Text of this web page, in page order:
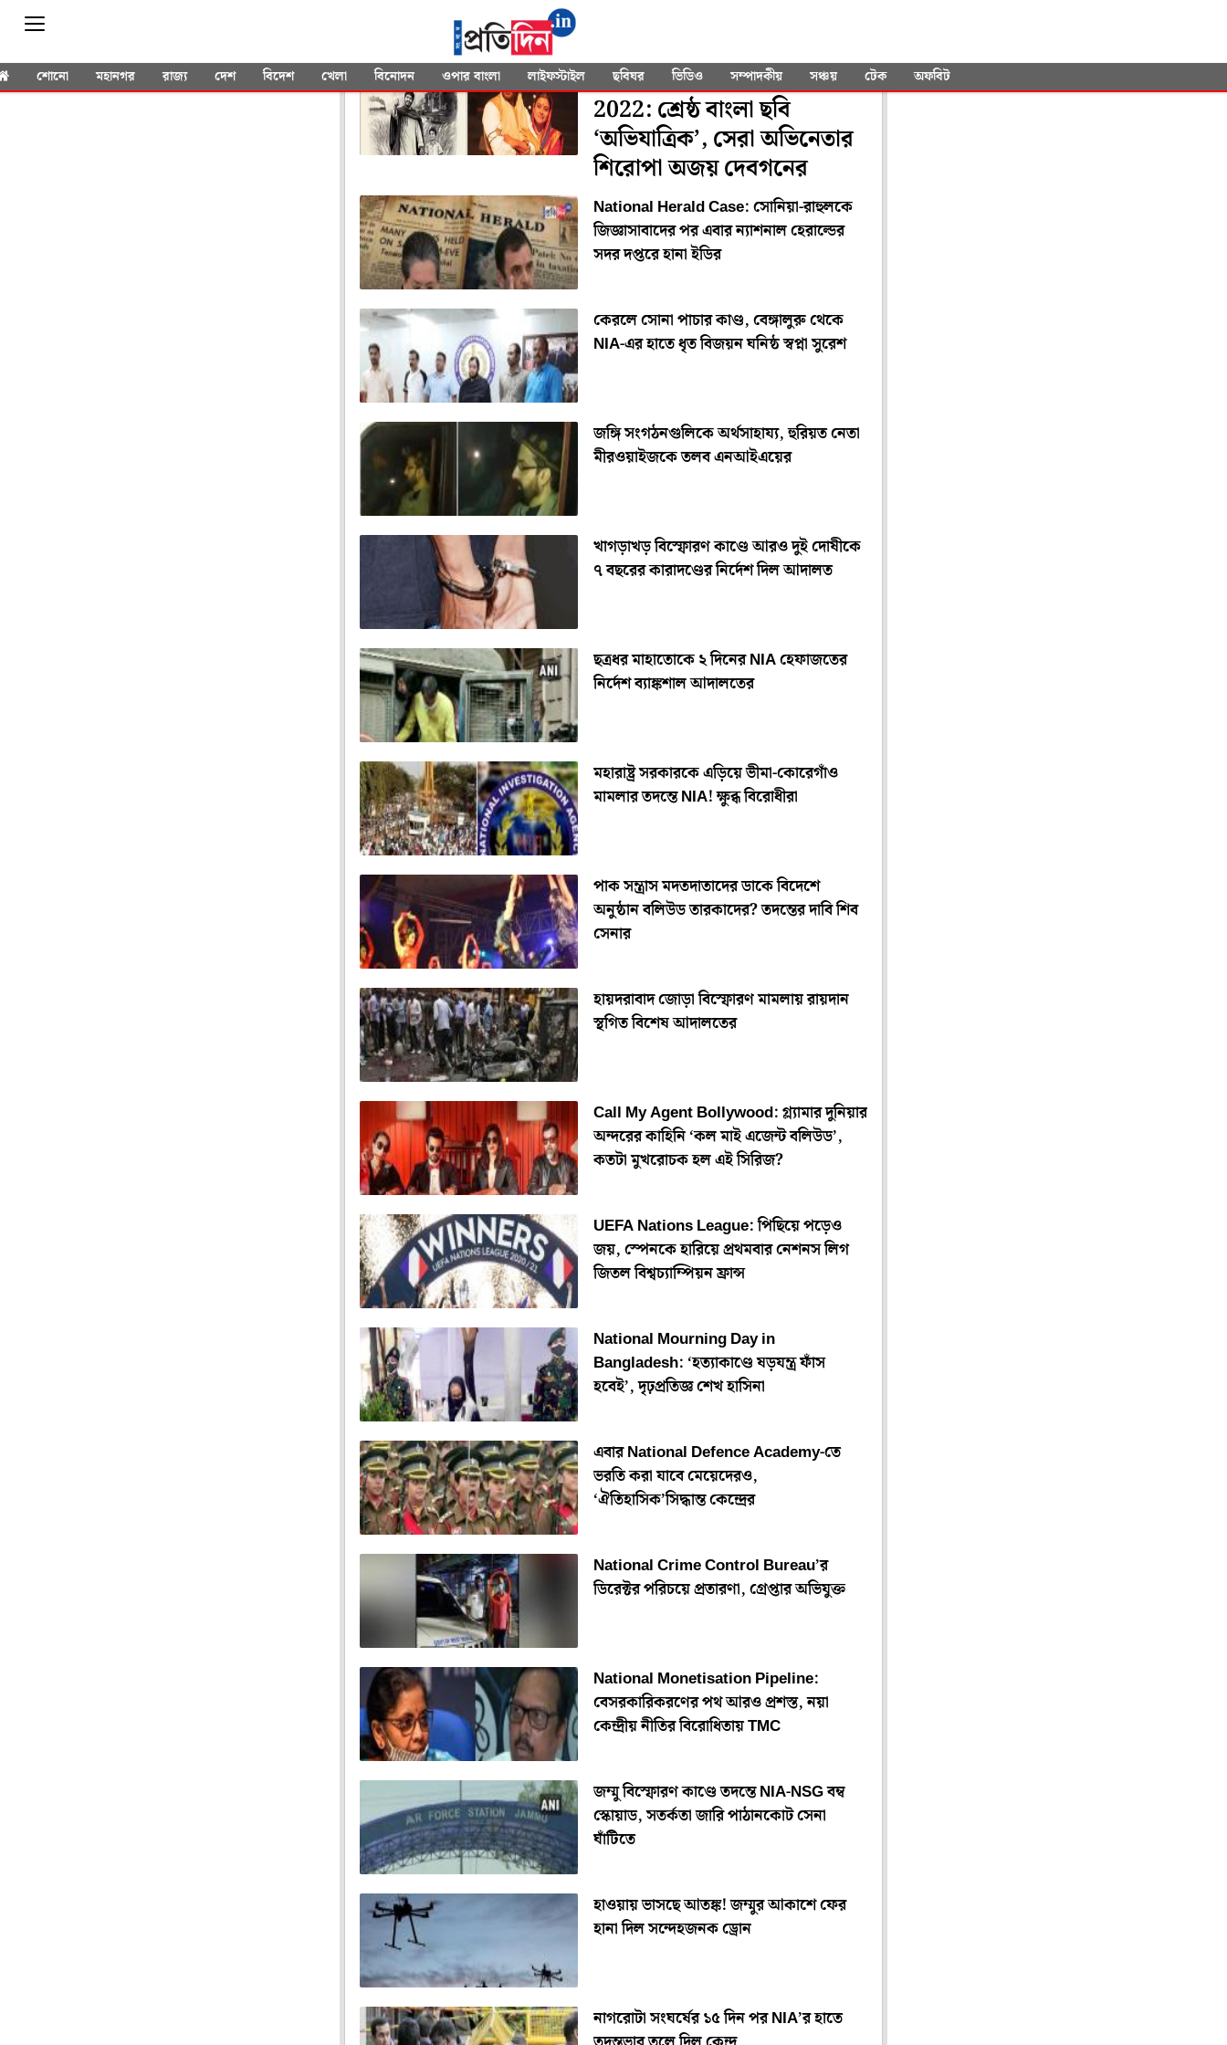
শোনো মহানগর রাজ্য দেশ বিদেশ খেলা বিনোদন ওপার বাংলা লাইফস্টাইল ছবিঘর ভিডিও সম্পাদকীয় সঞ্চয় টেক অফবিট
YOU SEARCHED FOR"National Investigation Agency"
National Film Awards
2022: শ্রেষ্ঠ বাংলা ছবি
‘অভিযাত্রিক’, সেরা অভিনেতার
শিরোপা অজয় দেবগনের
National Herald Case: সোনিয়া-রাহুলকে
জিজ্ঞাসাবাদের পর এবার ন্যাশনাল হেরাল্ডের
সদর দপ্তরে হানা ইডির
কেরলে সোনা পাচার কাণ্ড, বেঙ্গালুরু থেকে
NIA-এর হাতে ধৃত বিজয়ন ঘনিষ্ঠ স্বপ্না সুরেশ
জঙ্গি সংগঠনগুলিকে অর্থসাহায্য, হুরিয়ত নেতা
মীরওয়াইজকে তলব এনআইএয়ের
খাগড়াখড় বিস্ফোরণ কাণ্ডে আরও দুই দোষীকে
৭ বছরের কারাদণ্ডের নির্দেশ দিল আদালত
ছত্রধর মাহাতোকে ২ দিনের NIA হেফাজতের
নির্দেশ ব্যাঙ্কশাল আদালতের
মহারাষ্ট্র সরকারকে এড়িয়ে ভীমা-কোরেগাঁও
মামলার তদন্তে NIA! ক্ষুব্ধ বিরোধীরা
পাক সন্ত্রাস মদতদাতাদের ডাকে বিদেশে
অনুষ্ঠান বলিউড তারকাদের? তদন্তের দাবি শিব
সেনার
হায়দরাবাদ জোড়া বিস্ফোরণ মামলায় রায়দান
স্থগিত বিশেষ আদালতের
Call My Agent Bollywood: গ্ল্যামার দুনিয়ার
অন্দরের কাহিনি ‘কল মাই এজেন্ট বলিউড’,
কতটা মুখরোচক হল এই সিরিজ?
UEFA Nations League: পিছিয়ে পড়েও
জয়, স্পেনকে হারিয়ে প্রথমবার নেশনস লিগ
জিতল বিশ্বচ্যাম্পিয়ন ফ্রান্স
National Mourning Day in
Bangladesh: ‘হত্যাকাণ্ডে ষড়যন্ত্র ফাঁস
হবেই’, দৃঢ়প্রতিজ্ঞ শেখ হাসিনা
এবার National Defence Academy-তে
ভরতি করা যাবে মেয়েদেরও,
‘ঐতিহাসিক’সিদ্ধান্ত কেন্দ্রের
National Crime Control Bureau’র
ডিরেক্টর পরিচয়ে প্রতারণা, গ্রেপ্তার অভিযুক্ত
National Monetisation Pipeline:
বেসরকারিকরণের পথ আরও প্রশস্ত, নয়া
কেন্দ্রীয় নীতির বিরোধিতায় TMC
জম্মু বিস্ফোরণ কাণ্ডে তদন্তে NIA-NSG বম্ব
স্কোয়াড, সতর্কতা জারি পাঠানকোট সেনা
ঘাঁটিতে
হাওয়ায় ভাসছে আতঙ্ক! জম্মুর আকাশে ফের
হানা দিল সন্দেহজনক ড্রোন
নাগরোটা সংঘর্ষের ১৫ দিন পর NIA’র হাতে